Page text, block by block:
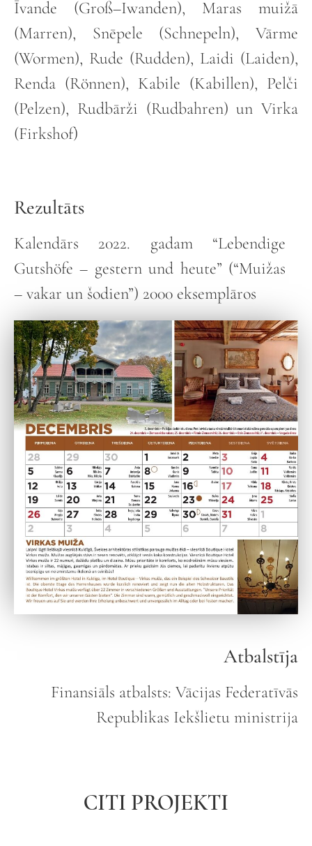
Īvande (Groß–Iwanden), Maras muižā
(Marren), Snēpele (Schnepeln), Vārme
(Wormen), Rude (Rudden), Laidi (Laiden),
Renda (Rönnen), Kabile (Kabillen), Pelči
(Pelzen), Rudbārži (Rudbahren) un Virka
(Firkshof)
Rezultāts
Kalendārs 2022. gadam “Lebendige
Gutshöfe – gestern und heute” (“Muižas
– vakar un šodien”) 2000 eksemplāros
Atbalstīja
Finansiāls atbalsts: Vācijas Federatīvās
Republikas Iekšlietu ministrija
CITI PROJEKTI